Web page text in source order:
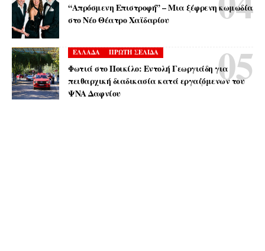
“Απρόσμενη Επιστροφή” – Μια ξέφρενη κωμωδία
στο Νέο Θέατρο Χαϊδαρίου
ΕΛΛΑΔΑ ΠΡΩΤΗ ΣΕΛΙΔΑ
Φωτιά στο Ποικίλο: Εντολή Γεωργιάδη για
πειθαρχική διαδικασία κατά εργαζόμενων του
ΨΝΑ Δαφνίου